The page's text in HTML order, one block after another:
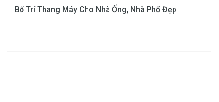
Bố Trí Thang Máy Cho Nhà Ống, Nhà Phố Đẹp